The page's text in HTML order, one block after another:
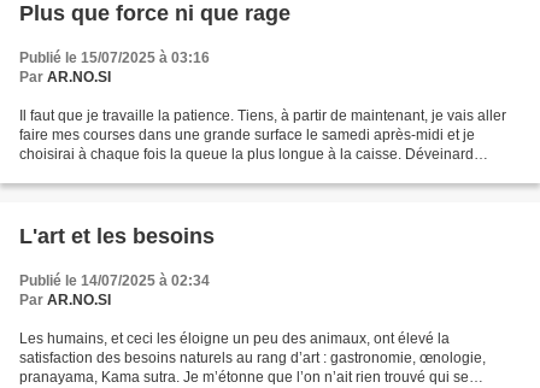
Plus que force ni que rage
Publié le 15/07/2025 à 03:16
Par AR.NO.SI
Il faut que je travaille la patience. Tiens, à partir de maintenant, je vais aller
faire mes courses dans une grande surface le samedi après-midi et je
choisirai à chaque fois la queue la plus longue à la caisse. Déveinard
L'art et les besoins
Publié le 14/07/2025 à 02:34
Par AR.NO.SI
Les humains, et ceci les éloigne un peu des animaux, ont élevé la
satisfaction des besoins naturels au rang d’art : gastronomie, œnologie,
pranayama, Kama sutra. Je m’étonne que l’on n’ait rien trouvé qui se